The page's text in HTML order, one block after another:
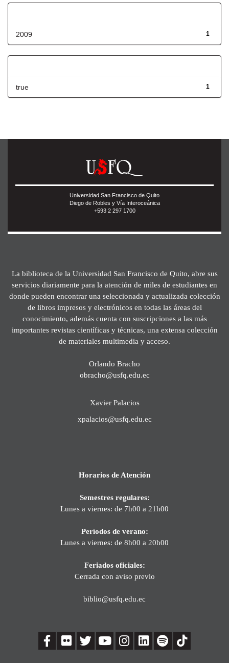
1
2009
1
true
Universidad San Francisco de Quito
Diego de Robles y Vía Interoceánica
+593 2 297 1700
La biblioteca de la Universidad San Francisco de Quito, abre sus
servicios diariamente para la atención de miles de estudiantes en
donde pueden encontrar una seleccionada y actualizada colección
de libros impresos y electrónicos en todas las áreas del
conocimiento, además cuenta con suscripciones a las más
importantes revistas científicas y técnicas, una extensa colección
de materiales multimedia y acceso.
Orlando Bracho
obracho@usfq.edu.ec
Xavier Palacios
xpalacios@usfq.edu.ec
Horarios de Atención
Semestres regulares:
Lunes a viernes: de 7h00 a 21h00
Períodos de verano:
Lunes a viernes: de 8h00 a 20h00
Feriados oficiales:
Cerrada con aviso previo
biblio@usfq.edu.ec